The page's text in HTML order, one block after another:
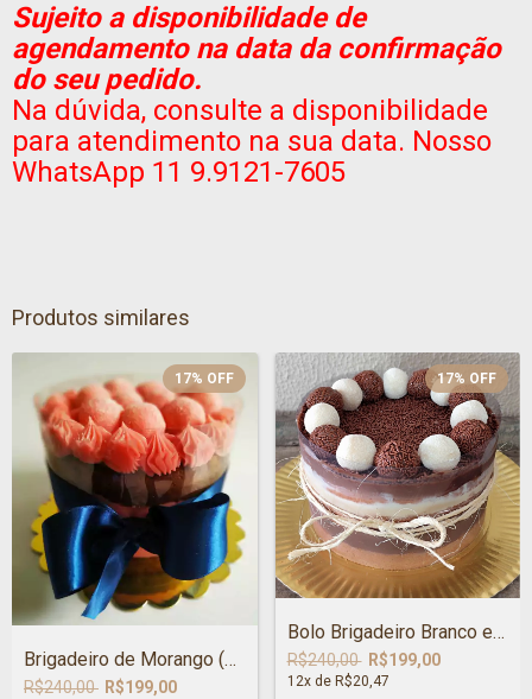
Sujeito a disponibilidade de
agendamento na data da confirmação
do seu pedido.
Na dúvida, consulte a disponibilidade
para atendimento na sua data. Nosso
WhatsApp 11 9.9121-7605
Produtos similares
17% OFF
Brigadeiro de Morango (Naked Cake)
R$240,00 R$199,00
17% OFF
Bolo Brigadeiro Branco e Preto
R$240,00 R$199,00
12x de R$20,47